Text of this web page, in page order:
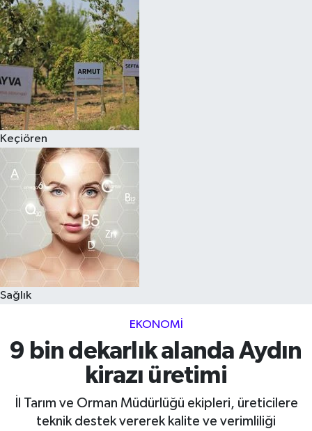
Keçiören
Sağlık
EKONOMI
9 bin dekarlık alanda Aydın
kirazı üretimi
İl Tarım ve Orman Müdürlüğü ekipleri, üreticilere
teknik destek vererek kalite ve verimliliği